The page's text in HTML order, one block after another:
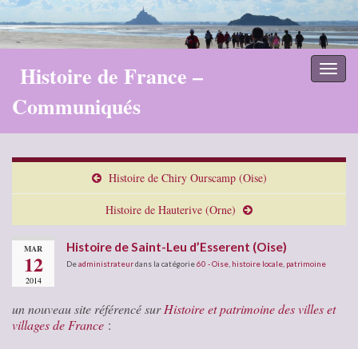
Histoire de France –
Communiqués
Histoire de Chiry Ourscamp (Oise)
Histoire de Hauterive (Orne)
MAR
12
2014
Histoire de Saint-Leu d’Esserent (Oise)
Deadministrateurdans la catégorie60 - Oise histoire locale patrimoine
un nouveau site référencé surHistoire et patrimoine des villes et
villages de France :